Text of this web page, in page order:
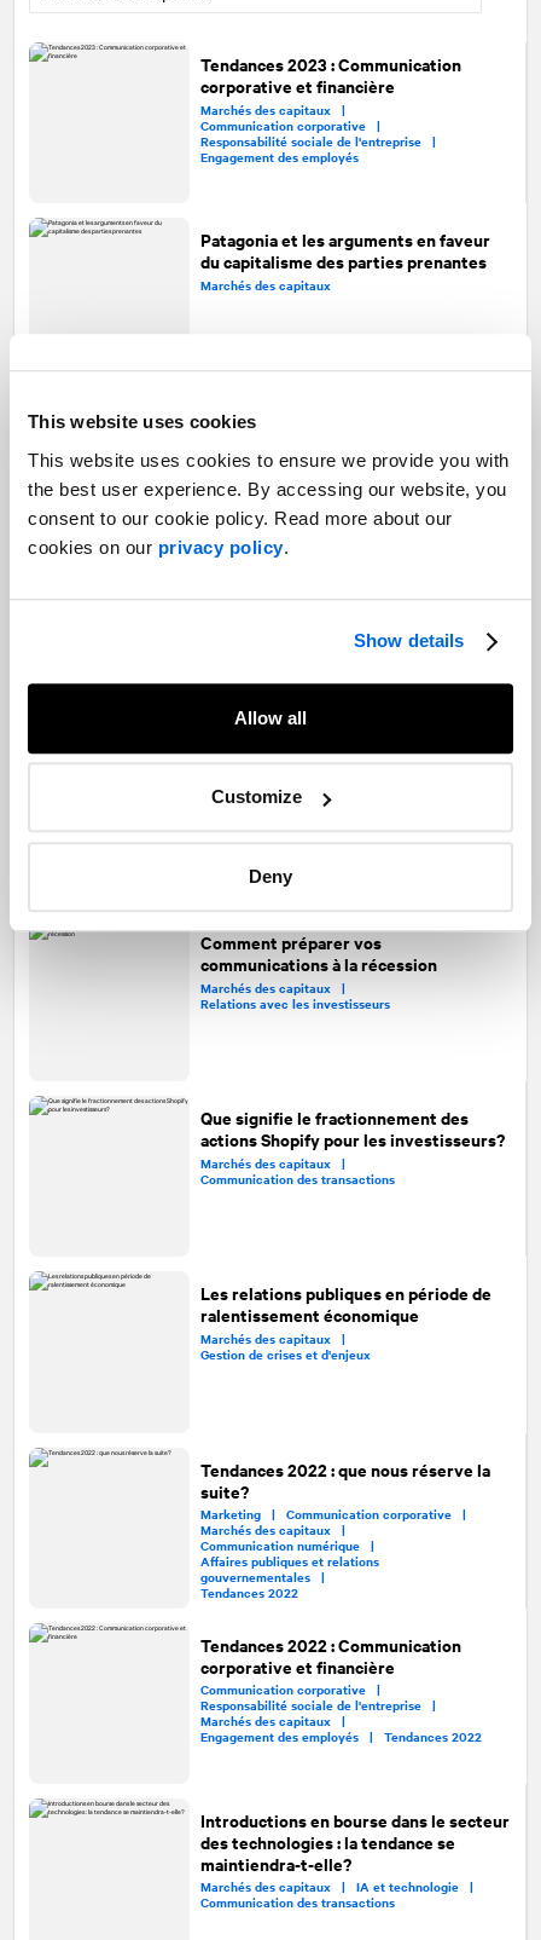
This website uses cookies
This website uses cookies to ensure we provide you with
the best user experience. By accessing our website, you
consent to our cookie policy. Read more about our
cookies on our privacy policy.
Show details
Allow all
Customize
Deny
Tendances 2023 : Communication
corporative et financière
Marchés des capitaux |
Communication corporative |
Responsabilité sociale de l'entreprise |
Engagement des employés
Patagonia et les arguments en faveur
du capitalisme des parties prenantes
Marchés des capitaux
La rationalisation actuelle de l'industrie
canadienne du cannabis
Marchés des capitaux |Cannabis
Marchés des capitaux |
Relations avec les investisseurs
Les relations publiques pour les fusions
et acquisitions : raconter une histoire
engageante
Marchés des capitaux |
Communication des transactions
Comment préparer vos
communications à la récession
Marchés des capitaux |
Relations avec les investisseurs
Que signifie le fractionnement des
actions Shopify pour les investisseurs?
Marchés des capitaux |
Communication des transactions
Les relations publiques en période de
ralentissement économique
Marchés des capitaux |
Gestion de crises et d'enjeux
Tendances 2022 : que nous réserve la
suite?
Marketing | Communication corporative |
Marchés des capitaux |
Communication numérique |
Affaires publiques et relations
gouvernementales |
Tendances 2022
Tendances 2022 : Communication
corporative et financière
Communication corporative |
Responsabilité sociale de l'entreprise |
Marchés des capitaux |
Engagement des employés |Tendances 2022
Introductions en bourse dans le secteur
des technologies : la tendance se
maintiendra-t-elle?
Marchés des capitaux | IA et technologie |
Communication des transactions